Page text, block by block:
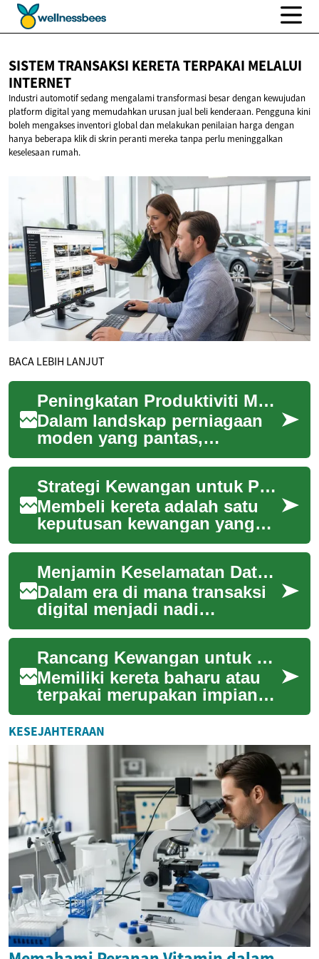
SISTEM TRANSAKSI KERETA TERPAKAI MELALUI
INTERNET
Industri automotif sedang mengalami transformasi besar dengan kewujudan
platform digital yang memudahkan urusan jual beli kenderaan. Pengguna kini
boleh mengakses inventori global dan melakukan penilaian harga dengan
hanya beberapa klik di skrin peranti mereka tanpa perlu meninggalkan
keselesaan rumah.
BACA LEBIH LANJUT
Peningkatan Produktiviti Melalui Pemantauan Sistem
Dalam landskap perniagaan
moden yang pantas,
pemantauan sistem yang
berkesan telah menjadi asas
untuk memacu produkti...
Strategi Kewangan untuk Pembelian Kereta
Membeli kereta adalah satu
keputusan kewangan yang
besar yang memerlukan
perancangan teliti. Memahami
pelbagai piliha...
Menjamin Keselamatan Data dalam Transaksi Digital
Dalam era di mana transaksi
digital menjadi nadi
kehidupan seharian,
memastikan keselamatan data
peribadi adalah sang...
Rancang Kewangan untuk Pembelian Kereta
Memiliki kereta baharu atau
terpakai merupakan impian
ramai, namun proses
pembeliannya memerlukan
perancangan kewanga...
KESEJAHTERAAN